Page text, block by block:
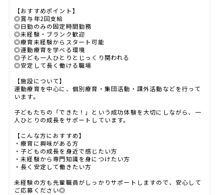
【おすすめポイント】
◎賞与年2回支給
◎日勤のみの固定時間勤務
◎未経験・ブランク歓迎
◎療育未経験からスタート可能
◎運動療育を学べる環境
◎子ども一人ひとりとじっくり関われる
◎安定して長く働ける職場
【施設について】
運動療育を中心に、個別療育・集団活動・課外活動などを行って
います。
子どもたちの「できた！」という成功体験を大切にしながら、一
人ひとりの成長をサポートしています。
【こんな方におすすめ】
・療育に興味がある方
・子どもの成長を身近で感じたい方
・未経験から専門知識を身につけたい方
・長く安定して働きたい方
未経験の方も先輩職員がしっかりサポートしますので、安心して
ご応募ください◎